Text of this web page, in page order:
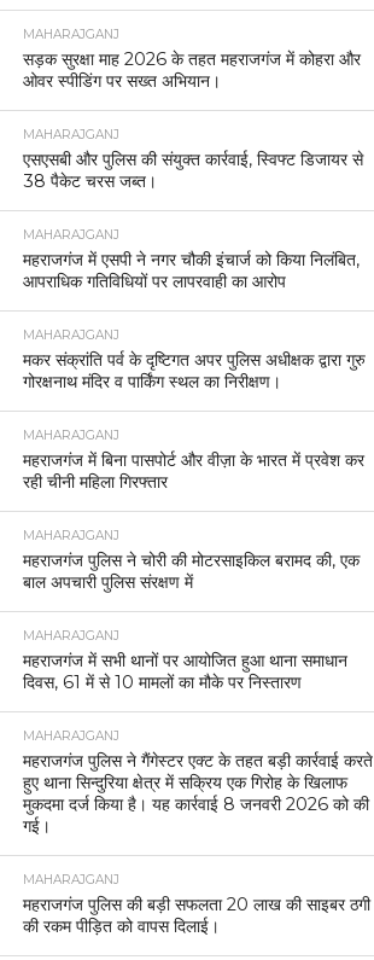
MAHARAJGANJ
सड़क सुरक्षा माह 2026 के तहत महराजगंज में कोहरा और
ओवर स्पीडिंग पर सख्त अभियान।
MAHARAJGANJ
एसएसबी और पुलिस की संयुक्त कार्रवाई, स्विफ्ट डिजायर से
38 पैकेट चरस जब्त।
MAHARAJGANJ
महराजगंज में एसपी ने नगर चौकी इंचार्ज को किया निलंबित,
आपराधिक गतिविधियों पर लापरवाही का आरोप
MAHARAJGANJ
मकर संक्रांति पर्व के दृष्टिगत अपर पुलिस अधीक्षक द्वारा गुरु
गोरक्षनाथ मंदिर व पार्किंग स्थल का निरीक्षण।
MAHARAJGANJ
महराजगंज में बिना पासपोर्ट और वीज़ा के भारत में प्रवेश कर
रही चीनी महिला गिरफ्तार
MAHARAJGANJ
महराजगंज पुलिस ने चोरी की मोटरसाइकिल बरामद की, एक
बाल अपचारी पुलिस संरक्षण में
MAHARAJGANJ
महराजगंज में सभी थानों पर आयोजित हुआ थाना समाधान
दिवस, 61 में से 10 मामलों का मौके पर निस्तारण
MAHARAJGANJ
महराजगंज पुलिस ने गैंगेस्टर एक्ट के तहत बड़ी कार्रवाई करते
हुए थाना सिन्दुरिया क्षेत्र में सक्रिय एक गिरोह के खिलाफ
मुकदमा दर्ज किया है। यह कार्रवाई 8 जनवरी 2026 को की
गई।
MAHARAJGANJ
महराजगंज पुलिस की बड़ी सफलता 20 लाख की साइबर ठगी
की रकम पीड़ित को वापस दिलाई।